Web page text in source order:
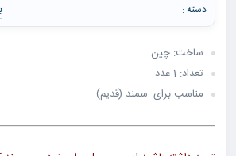
دسته :
ساخت: چین
تعداد: 1 عدد
مناسب برای: سمند (قدیم)